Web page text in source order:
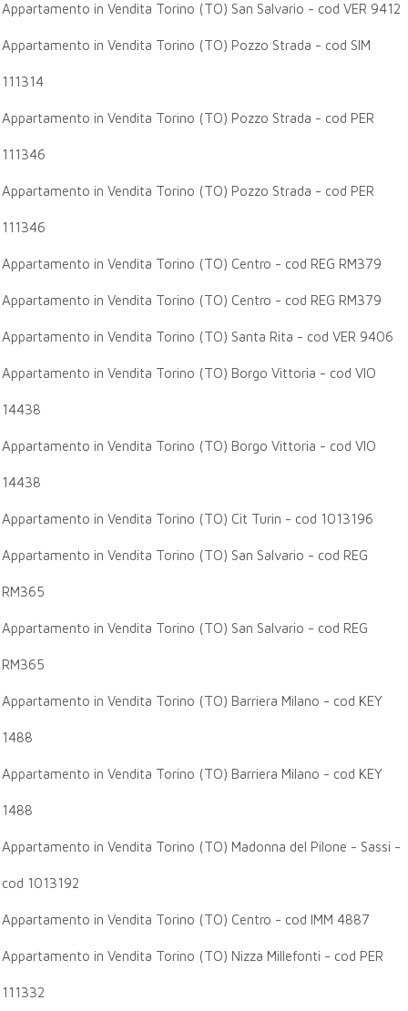
Appartamento in Vendita Torino (TO) San Salvario - cod VER 9412
Appartamento in Vendita Torino (TO) Pozzo Strada - cod SIM
111314
Appartamento in Vendita Torino (TO) Pozzo Strada - cod PER
111346
Appartamento in Vendita Torino (TO) Pozzo Strada - cod PER
111346
Appartamento in Vendita Torino (TO) Centro - cod REG RM379
Appartamento in Vendita Torino (TO) Centro - cod REG RM379
Appartamento in Vendita Torino (TO) Santa Rita - cod VER 9406
Appartamento in Vendita Torino (TO) Borgo Vittoria - cod VIO
14438
Appartamento in Vendita Torino (TO) Borgo Vittoria - cod VIO
14438
Appartamento in Vendita Torino (TO) Cit Turin - cod 1013196
Appartamento in Vendita Torino (TO) San Salvario - cod REG
RM365
Appartamento in Vendita Torino (TO) San Salvario - cod REG
RM365
Appartamento in Vendita Torino (TO) Barriera Milano - cod KEY
1488
Appartamento in Vendita Torino (TO) Barriera Milano - cod KEY
1488
Appartamento in Vendita Torino (TO) Madonna del Pilone - Sassi -
cod 1013192
Appartamento in Vendita Torino (TO) Centro - cod IMM 4887
Appartamento in Vendita Torino (TO) Nizza Millefonti - cod PER
111332